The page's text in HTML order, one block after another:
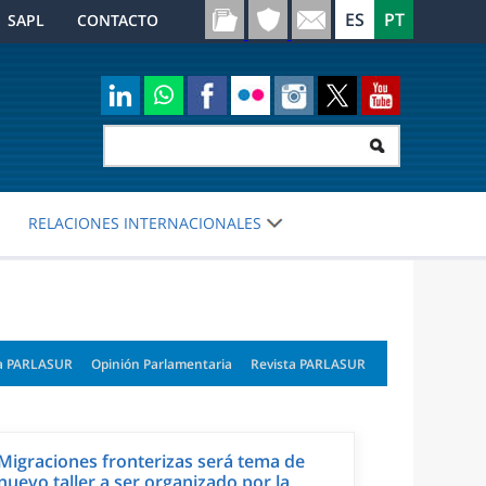
SAPL CONTACTO
RELACIONES INTERNACIONALES
Revista PARLASUR
Opinión Parlamentaria
fronterizas será tema de